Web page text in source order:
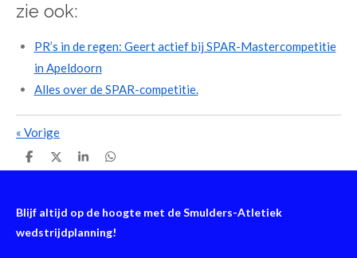
zie ook:
PR’s in de regen: Geert actief bij SPAR-Mastercompetitie
in Apeldoorn
Alles over de SPAR-competitie.
« Vorige
D
e
n
D
e
S
h
e
D
e
n
Blijf altijd op de hoogte met de Smulders-Atletiek
wedstrijdplanning!